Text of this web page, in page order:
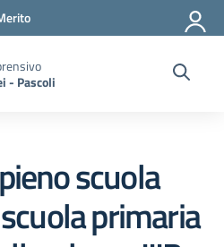
- Pascoli
scuola
primaria